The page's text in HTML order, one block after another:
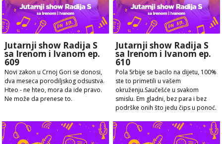
Jutarnji show Radija S
sa Irenom i Ivanom ep.
609
Novi zakon u Crnoj Gori se donosi,
dva meseca porodiljskog odsustva.
Hteo - ne hteo, mora da ide pravo.
Ne može da prenese to.
Jutarnji show Radija S
sa Irenom i Ivanom ep.
610
Pola Srbije se bacilo na dijetu, 100%
ste to primetili u vašem
okruženju.Saučešće u svakom
smislu. Em gladni, bez para i bez
podrške onih što jedu čips u ponoć.